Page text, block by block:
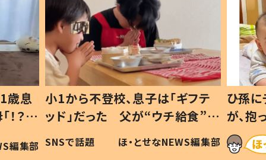
歳息
？」
編集部
小1から不登校、息子は「ギフテ
ッド」だった 父が“ウチ給食”を
作り続ける理由とは #令和の親
#令和の子
SNSで話題 ほ・とせなNEWS編集部
ひ孫
が、
「涙が
い」